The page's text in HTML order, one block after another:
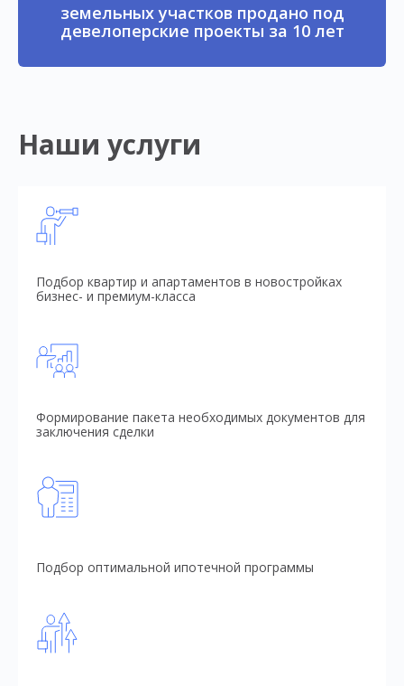
земельных участков продано под
девелоперские проекты за 10 лет
Наши услуги
Подбор квартир и апартаментов в новостройках
бизнес- и премиум-класса
Формирование пакета необходимых документов для
заключения сделки
Подбор оптимальной ипотечной программы